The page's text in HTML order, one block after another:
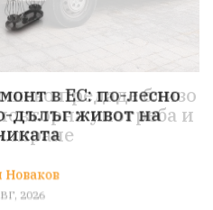
в ЕС: по-лесно
дълъг живот на
Новаков
2026